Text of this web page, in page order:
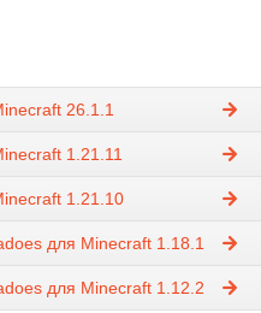
26.1.1
1.21.11
1.21.10
для Minecraft 1.18.1
для Minecraft 1.12.2